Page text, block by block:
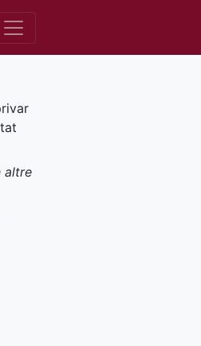
altre